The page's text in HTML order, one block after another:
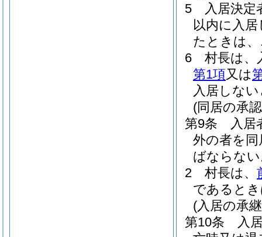
5
入居決定
以内に入
たときは
6
村長は、
第1項又は
入居しな
(同居の承
第9条
入居
外の者を
ばならな
2
村長は、
であると
(入居の承
第10条
入